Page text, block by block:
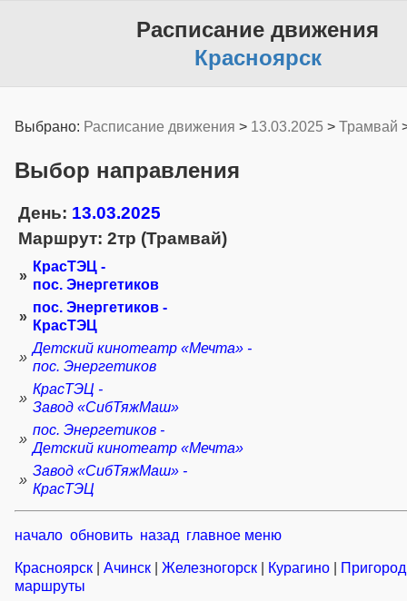
Расписание движения
Красноярск
Выбрано: Расписание движения > 13.03.2025 > Трамвай
Выбор направления
День: 13.03.2025
Маршрут: 2тр (Трамвай)
»
КрасТЭЦ -
пос. Энергетиков
»
пос. Энергетиков -
КрасТЭЦ
»
Детский кинотеатр «Мечта» -
пос. Энергетиков
»
КрасТЭЦ -
Завод «СибТяжМаш»
»
пос. Энергетиков -
Детский кинотеатр «Мечта»
»
Завод «СибТяжМаш» -
КрасТЭЦ
начало обновить назад главное меню
Красноярск Ачинск Железногорск Курагино
маршруты